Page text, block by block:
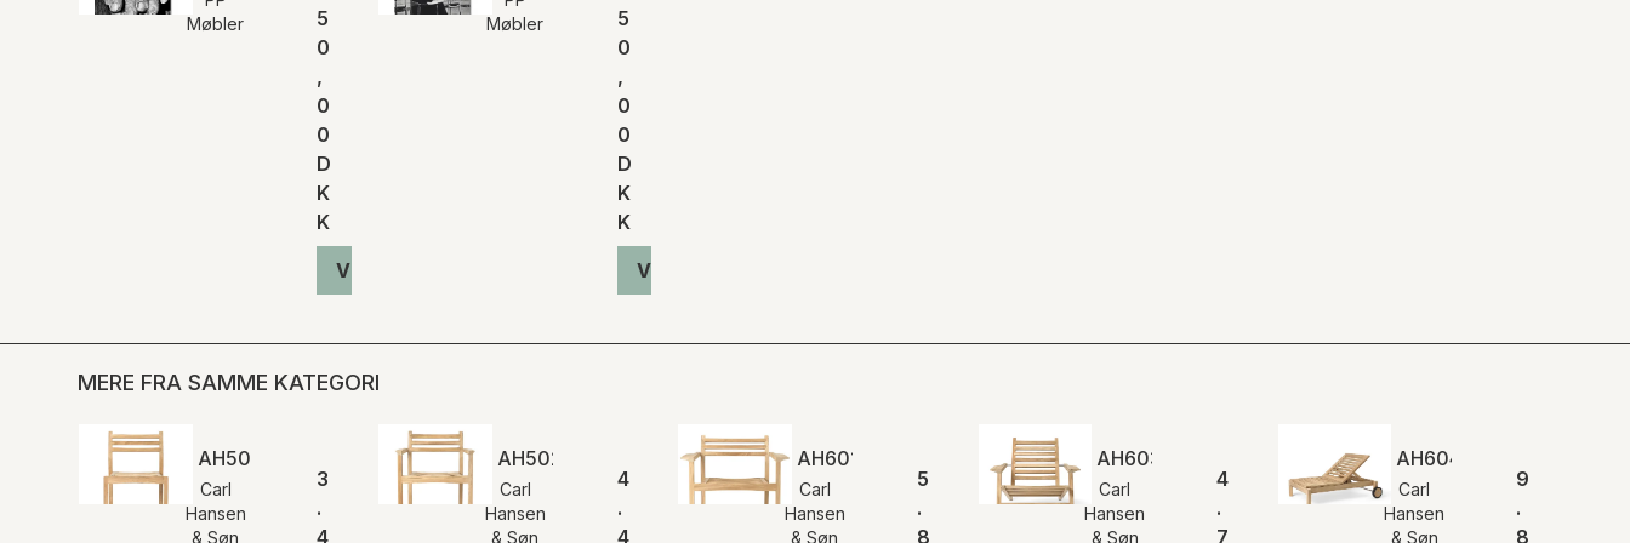
Møbler
5
0
,
0
0
D
K
K
Vis produkt
Møbler
5
0
,
0
0
D
K
K
Vis produkt
MERE FRA SAMME KATEGORI
AH501 | Outdoor Spisebordsstol
Carl
Hansen
& Søn
3
.
4
AH502 | Outdoor Spisebordsstol med armlæn
Carl
Hansen
& Søn
4
.
4
AH601 | Outdoor Loungestol
Carl
Hansen
& Søn
5
.
8
AH603 | Outdoor Dækstol
Carl
Hansen
& Søn
4
.
7
AH604 | Outdoor
Carl
Hansen
& Søn
9
.
8